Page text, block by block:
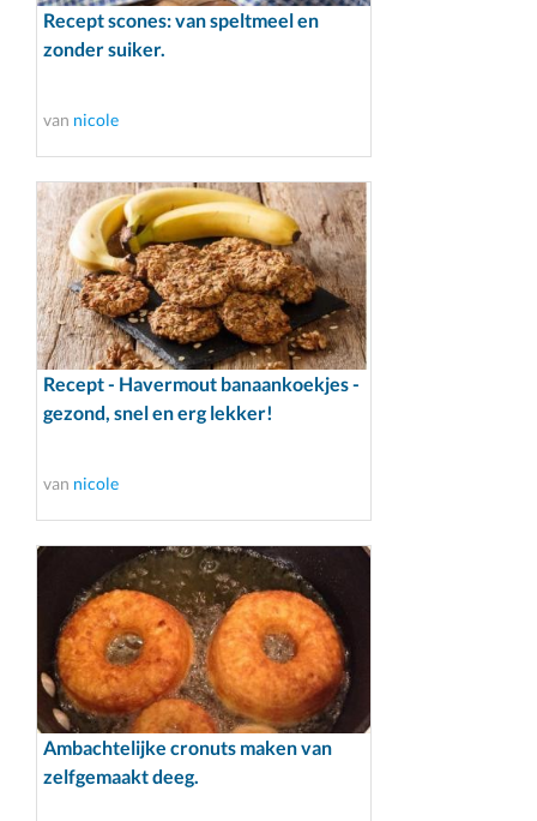
Recept scones: van speltmeel en
zonder suiker.
van nicole
Recept - Havermout banaankoekjes -
gezond, snel en erg lekker!
van nicole
Ambachtelijke cronuts maken van
zelfgemaakt deeg.